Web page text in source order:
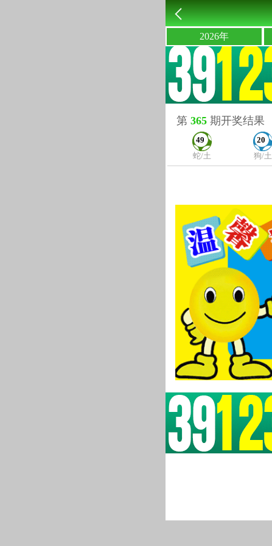
2026年
第 365期开奖结果
49
蛇/土
20
狗/土